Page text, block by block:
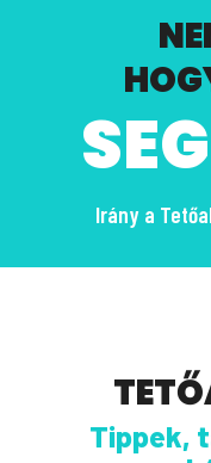
Irány a
Tippek,